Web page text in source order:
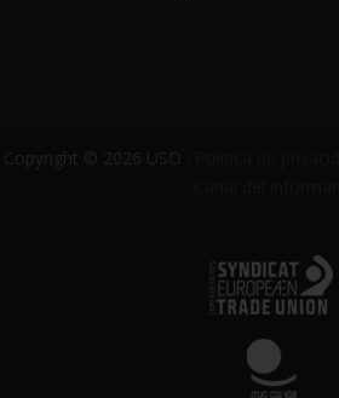
Copyright © 2026 USO ·